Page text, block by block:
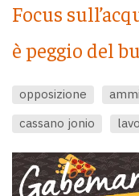
Focus
è peggio del
opposizione
cassano jonio